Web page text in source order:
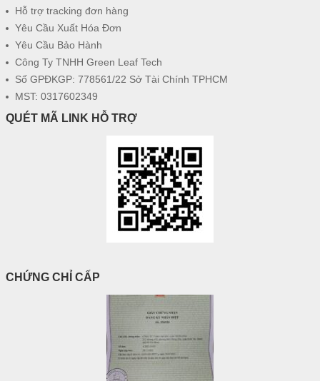
Hỗ trợ tracking đơn hàng
Yêu Cầu Xuất Hóa Đơn
Yêu Cầu Bảo Hành
Công Ty TNHH Green Leaf Tech
Số GPĐKGP: 778561/22 Sở Tài Chính TPHCM
MST: 0317602349
QUÉT MÃ LINK HỖ TRỢ
CHỨNG CHỈ CẤP